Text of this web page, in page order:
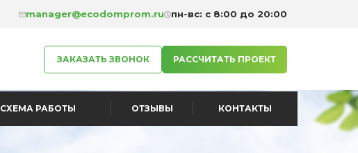
manager@ecodomprom.ru пн-вс: с 8:00 до 20:00
ЗАКАЗАТЬ ЗВОНОК РАССЧИТАТЬ ПРОЕКТ
СХЕМА РАБОТЫ ОТЗЫВЫ КОНТАКТЫ